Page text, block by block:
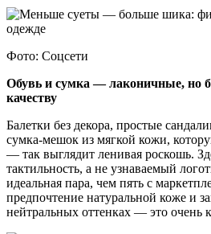
Фото: Соцсети
Обувь и сумка — лаконичные, но
качеству
Балетки без декора, простые
сумка-мешок из мягкой кожи,
— так выглядит ленивая роскошь.
тактильность, а не узнаваемый
идеальная пара, чем пять с
предпочтение натуральной коже и
нейтральных оттенках — это очень